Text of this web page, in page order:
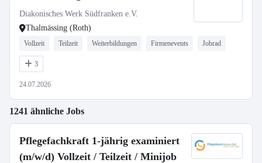
Diakonisches Werk Südfranken e.V.
Thalmässing (Roth)
Vollzeit Teilzeit Weiterbildungen Firmenevents Jobrad
3
24.07.2026
1241 ähnliche Jobs
Pflegefachkraft 1-jährig examiniert
(m/w/d) Vollzeit / Teilzeit / Minijob